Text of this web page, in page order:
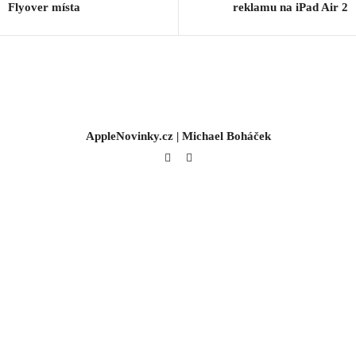
Flyover místa
reklamu na iPad Air 2
AppleNovinky.cz | Michael Boháček